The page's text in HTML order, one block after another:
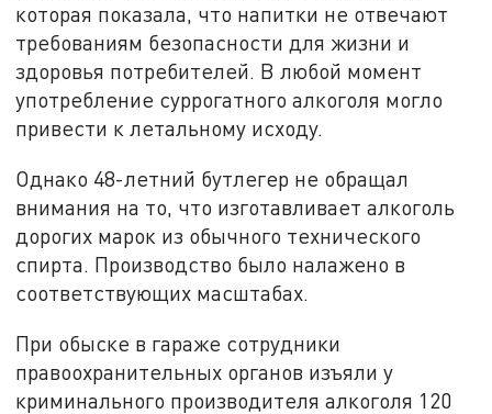
которая показала, что напитки не отвечают
требованиям безопасности для жизни и
здоровья потребителей. В любой момент
употребление суррогатного алкоголя могло
привести к летальному исходу.
Однако 48-летний бутлегер не обращал
внимания на то, что изготавливает алкоголь
дорогих марок из обычного технического
спирта. Производство было налажено в
соответствующих масштабах.
При обыске в гараже сотрудники
правоохранительных органов изъяли у
криминального производителя алкоголя 120